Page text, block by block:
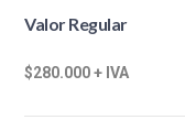
Valor Regular
$280.000 + IVA